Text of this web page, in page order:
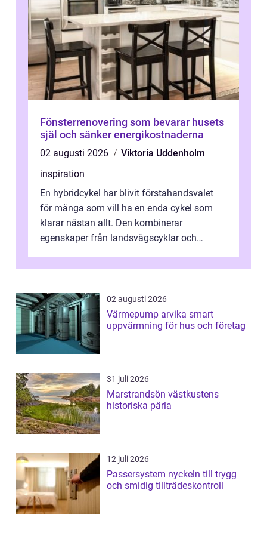
Fönsterrenovering som bevarar husets
själ och sänker energikostnaderna
02 augusti 2026
Viktoria Uddenholm
inspiration
En hybridcykel har blivit förstahandsvalet
för många som vill ha en enda cykel som
klarar nästan allt. Den kombinerar
egenskaper från landsvägscyklar och
02 augusti 2026
Värmepump arvika smart
uppvärmning för hus och företag
31 juli 2026
Marstrandsön västkustens
historiska pärla
12 juli 2026
Passersystem nyckeln till trygg
och smidig tillträdeskontroll